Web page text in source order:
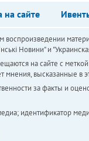
на сайте
воспроизведении
Новини" и
на сайте с
мнения, высказанные в
за факты и
идентификатор